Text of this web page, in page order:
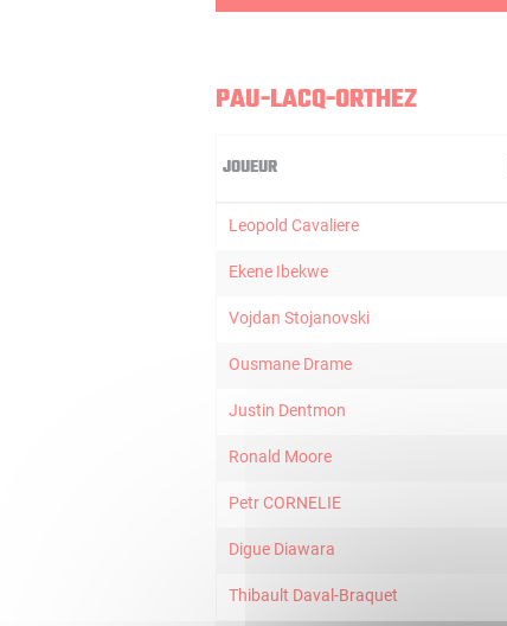
PAU-LACQ-ORTHEZ
JOUEUR
Leopold Cavaliere
Ekene Ibekwe
Vojdan Stojanovski
Ousmane Drame
Justin Dentmon
Ronald Moore
Petr CORNELIE
Digue Diawara
Thibault Daval-Braquet